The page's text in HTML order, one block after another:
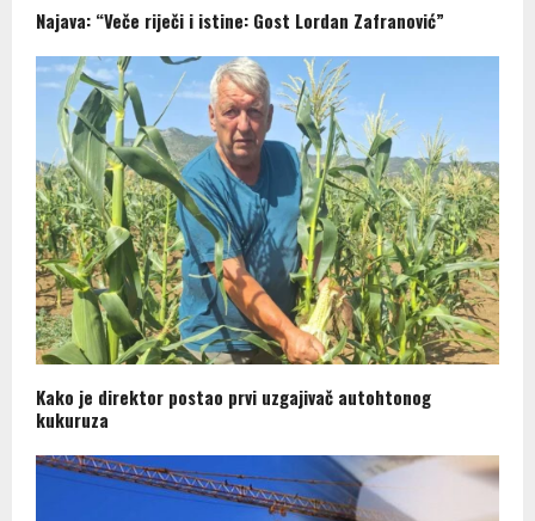
Najava: “Veče riječi i istine: Gost Lordan Zafranović”
Kako je direktor postao prvi uzgajivač autohtonog
kukuruza